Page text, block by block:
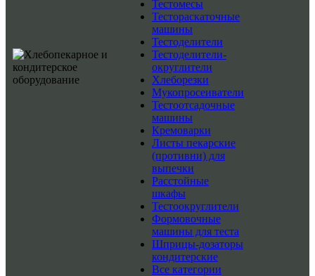
Тестомесы
Тестораскаточные
машины
Тестоделители
Тестоделители-
округлители
Хлеборезки
Мукопросеиватели
Тестоотсадочные
машины
Кремоварки
Листы пекарские
(противни) для
выпечки
Расстойные
шкафы
Тестоокруглители
Формовочные
машины для теста
Шприцы-дозаторы
кондитерские
Все категории